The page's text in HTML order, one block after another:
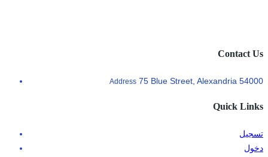
Contact Us
Address 75 Blue Street, Alexandria 54000
Quick Links
تسجيل
دخول